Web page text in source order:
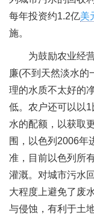
每年投资约1.2亿美
施。
为鼓励农业经
廉(不到天然淡水的
理的水质不太好的
低。农户还可以以
水的配额，以获取
围，以色列2006年
准，目前以色列所
灌溉。对城市污水
大程度上避免了废
与侵蚀，有利于土